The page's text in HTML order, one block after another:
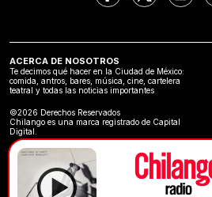
ACERCA DE NOSOTROS
Te decimos qué hacer en la Ciudad de México:
comida, antros, bares, música, cine, cartelera
teatral y todas las noticias importantes
©2026 Derechos Reservados
Chilango es una marca registrado de Capital
Digital.